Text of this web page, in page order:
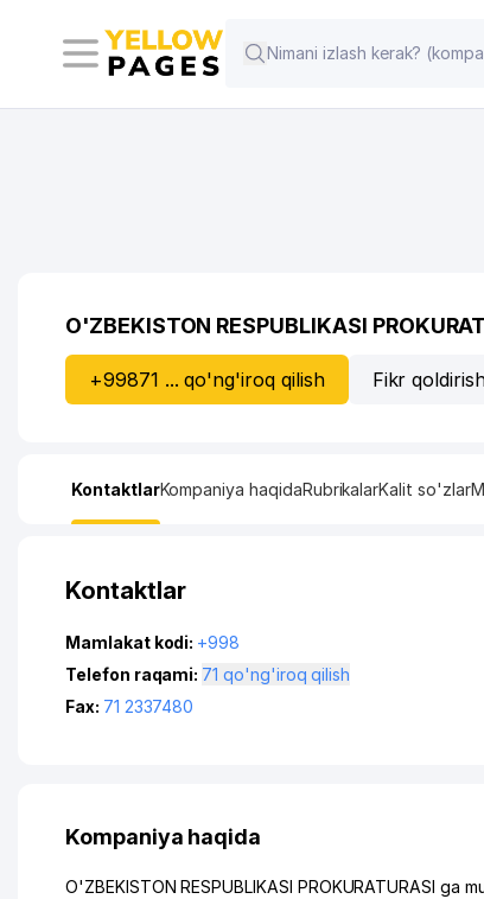
O'ZBEKISTON RESPUBLIKASI
+99871 ... qo'ng'iroq qilish Fikr
KontaktlarKompaniya haqidaRubrikalarKalit so'zlar
Kontaktlar
Mamlakat kodi: +998
Telefon raqami:
71 qo'ng'iroq qilish
Fax: 71 2337480
Kompaniya haqida
O'ZBEKISTON RESPUBLIKASI PROKURATURASI